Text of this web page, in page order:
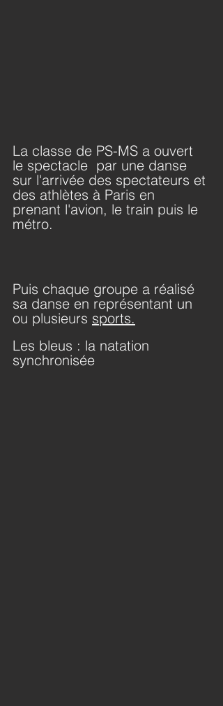
La classe de PS-MS a ouvert
le spectacle  par une danse
sur l'arrivée des spectateurs et
des athlètes à Paris en
prenant l'avion, le train puis le
métro.
Puis chaque groupe a réalisé
sa danse en représentant un
ou plusieurs sports.
Les bleus : la natation
synchronisée